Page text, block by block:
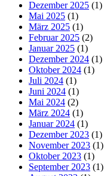
Dezember 2025 (1)
Mai 2025 (1)
März 2025 (1)
Februar 2025 (2)
Januar 2025 (1)
Dezember 2024 (1)
Oktober 2024 (1)
Juli 2024 (1)
Juni 2024 (1)
Mai 2024 (2)
März 2024 (1)
Januar 2024 (1)
Dezember 2023 (1)
November 2023 (1)
Oktober 2023 (1)
September 2023 (1)